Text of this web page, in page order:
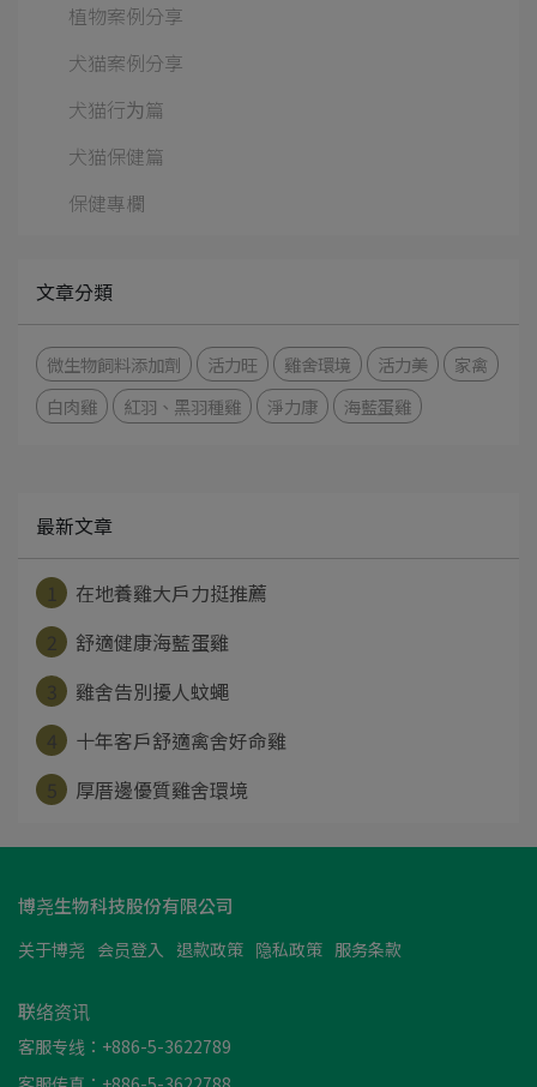
植物案例分享
犬猫案例分享
犬猫行为篇
犬猫保健篇
保健專欄
文章分類
微生物飼料添加劑 活力旺 雞舍環境 活力美
家禽
白肉雞
紅羽、黑羽種雞 淨力康 海藍蛋雞
最新文章
在地養雞大戶力挺推薦
舒適健康海藍蛋雞
雞舍告別擾人蚊蠅
十年客戶舒適禽舍好命雞
厚厝邊優質雞舍環境
博尧生物科技股份有限公司
关于博尧 会员登入 退款政策 隐私政策 服务条款
联络资讯
客服专线：+886-5-3622789